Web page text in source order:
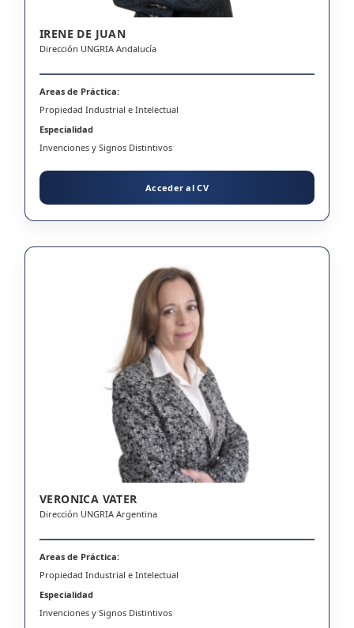
IRENE DE JUAN
Dirección UNGRIA Andalucía
Areas de Práctica:
Propiedad Industrial e Intelectual
Especialidad
Invenciones y Signos Distintivos
Acceder al CV
VERONICA VATER
Dirección UNGRIA Argentina
Areas de Práctica:
Propiedad Industrial e Intelectual
Especialidad
Invenciones y Signos Distintivos